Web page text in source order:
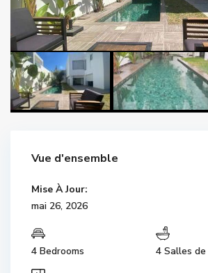
Vue d'ensemble
Mise À Jour:
mai 26, 2026
4 Bedrooms 4 Salles de